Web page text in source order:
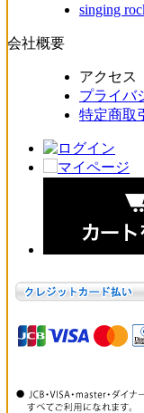
singing
会社概要
アクセス
プライバ
特定商取